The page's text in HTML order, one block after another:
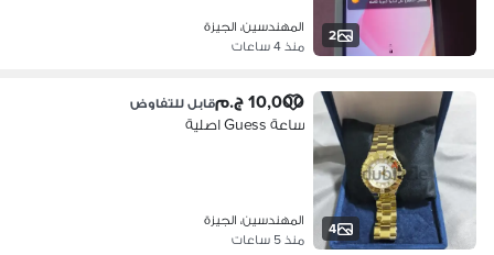
2
المهندسين، الجيزة
منذ 4 ساعات
4
10,000 ج.م قابل للتفاوض
ساعة Guess اصلية
المهندسين، الجيزة
منذ 5 ساعات